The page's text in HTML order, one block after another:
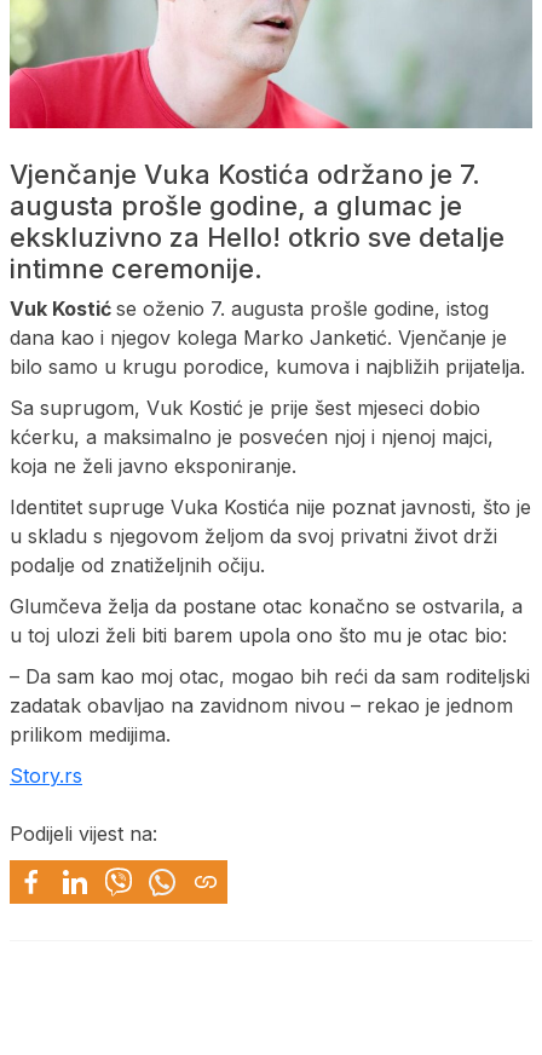
Vjenčanje Vuka Kostića održano je 7.
augusta prošle godine, a glumac je
ekskluzivno za Hello! otkrio sve detalje
intimne ceremonije.
Vuk Kostić se oženio 7. augusta prošle godine, istog
dana kao i njegov kolega Marko Janketić. Vjenčanje je
bilo samo u krugu porodice, kumova i najbližih prijatelja.
Sa suprugom, Vuk Kostić je prije šest mjeseci dobio
kćerku, a maksimalno je posvećen njoj i njenoj majci,
koja ne želi javno eksponiranje.
Identitet supruge Vuka Kostića nije poznat javnosti, što je
u skladu s njegovom željom da svoj privatni život drži
podalje od znatiželjnih očiju.
Glumčeva želja da postane otac konačno se ostvarila, a
u toj ulozi želi biti barem upola ono što mu je otac bio:
– Da sam kao moj otac, mogao bih reći da sam roditeljski
zadatak obavljao na zavidnom nivou – rekao je jednom
prilikom medijima.
Story.rs
Podijeli vijest na: